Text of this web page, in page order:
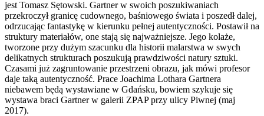
jest Tomasz Sętowski. Gartner w swoich poszukiwaniach
przekroczył granicę cudownego, baśniowego świata i poszedł dalej,
odrzucając fantastykę w kierunku pełnej autentyczności. Postawił na
struktury materiałów, one stają się najważniejsze. Jego kolaże,
tworzone przy dużym szacunku dla historii malarstwa w swych
delikatnych strukturach poszukują prawdziwości natury sztuki.
Czasami już zagruntowanie przestrzeni obrazu, jak mówi profesor
daje taką autentyczność. Prace Joachima Lothara Gartnera
niebawem będą wystawiane w Gdańsku, bowiem szykuje się
wystawa braci Gartner w galerii ZPAP przy ulicy Piwnej (maj
2017).